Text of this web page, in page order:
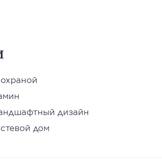
дизайн
дом